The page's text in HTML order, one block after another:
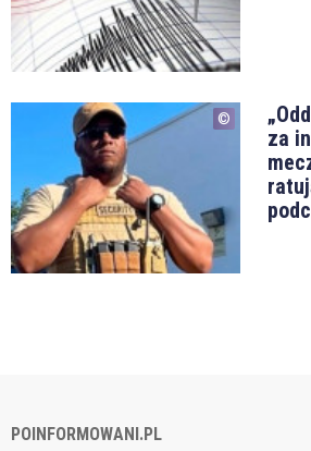
za
POINFORMOWANI.PL